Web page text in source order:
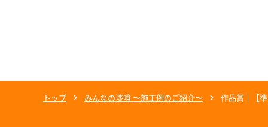
トップ みんなの漆喰 〜施工例のご紹介〜 作品賞｜【